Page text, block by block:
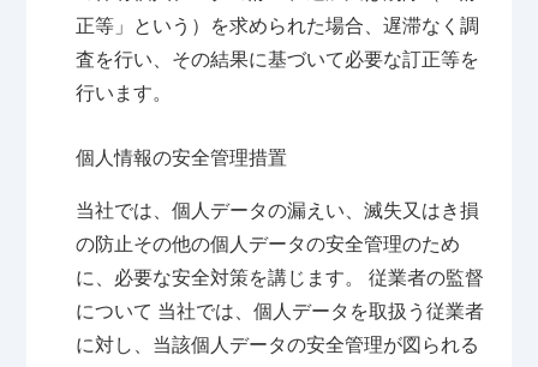
正等」という）を求められた場合、遅滞なく調
査を行い、その結果に基づいて必要な訂正等を
行います。
個人情報の安全管理措置
当社では、個人データの漏えい、滅失又はき損
の防止その他の個人データの安全管理のため
に、必要な安全対策を講じます。 従業者の監督
について 当社では、個人データを取扱う従業者
に対し、当該個人データの安全管理が図られる